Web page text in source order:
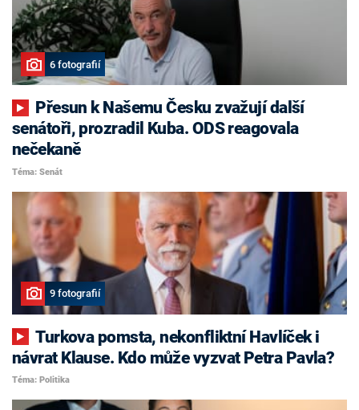
6 fotografií
senátoři, prozradil Kuba. ODS reagovala
nečekaně
Téma: Senát
9 fotografií
Turkova pomsta, nekonfliktní Havlíček i
návrat Klause. Kdo může vyzvat Petra Pavla?
Téma: Politika